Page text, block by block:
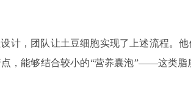
计，团队让土豆细胞实现了上述流程。
，能够结合较小的“营养囊泡”——这类